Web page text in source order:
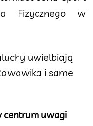
Fizycznego w
uwielbiają
i same
centrum uwagi